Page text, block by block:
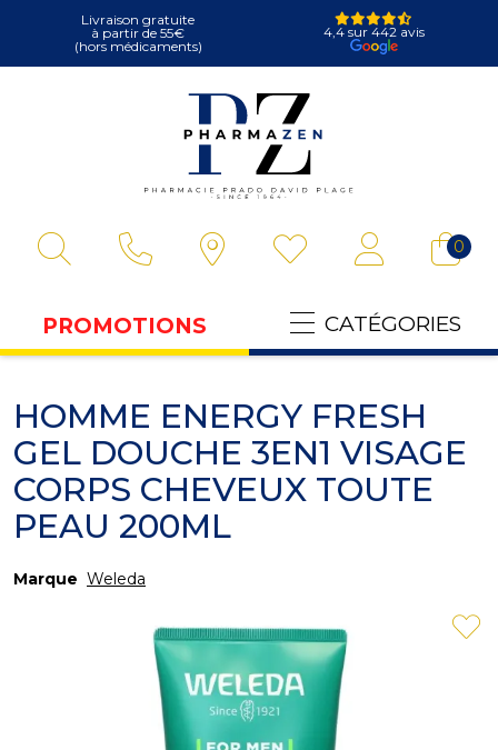
Livraison gratuite
à partir de 55€
(hors médicaments)
4,4 sur 442 avis
0
PROMOTIONS CATÉGORIES
HOMME ENERGY FRESH
GEL DOUCHE 3EN1 VISAGE
CORPS CHEVEUX TOUTE
PEAU 200ML
Marque Weleda